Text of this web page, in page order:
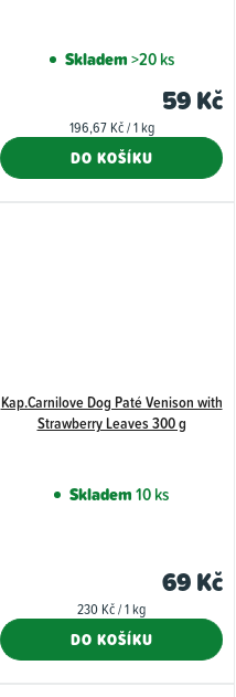
Skladem>20 ks
59 Kč
Měrná
196,67 Kč / 1 kg
DO KOŠÍKU
Kap.Carnilove Dog Paté Venison with
Strawberry Leaves 300 g
Skladem10 ks
69 Kč
Měrná
230 Kč / 1 kg
DO KOŠÍKU